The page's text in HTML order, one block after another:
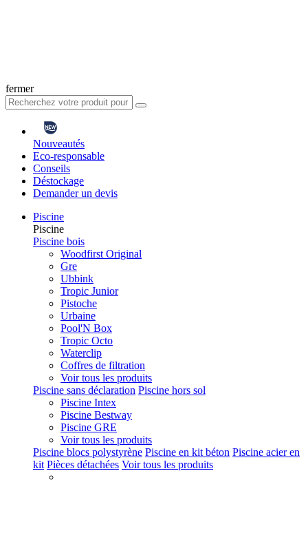
fermer
Nouveautés
Eco-responsable
Conseils
Déstockage
Demander un devis
Piscine
Piscine
Piscine bois
Woodfirst Original
Gre
Ubbink
Tropic Junior
Pistoche
Urbaine
Pool'N Box
Tropic Octo
Waterclip
Coffres de filtration
Voir tous les produits
Piscine sans déclaration Piscine hors sol
Piscine Intex
Piscine Bestway
Piscine GRE
Voir tous les produits
Piscine blocs polystyrène Piscine en kit béton Piscine acier en
kit Pièces détachées Voir tous les produits